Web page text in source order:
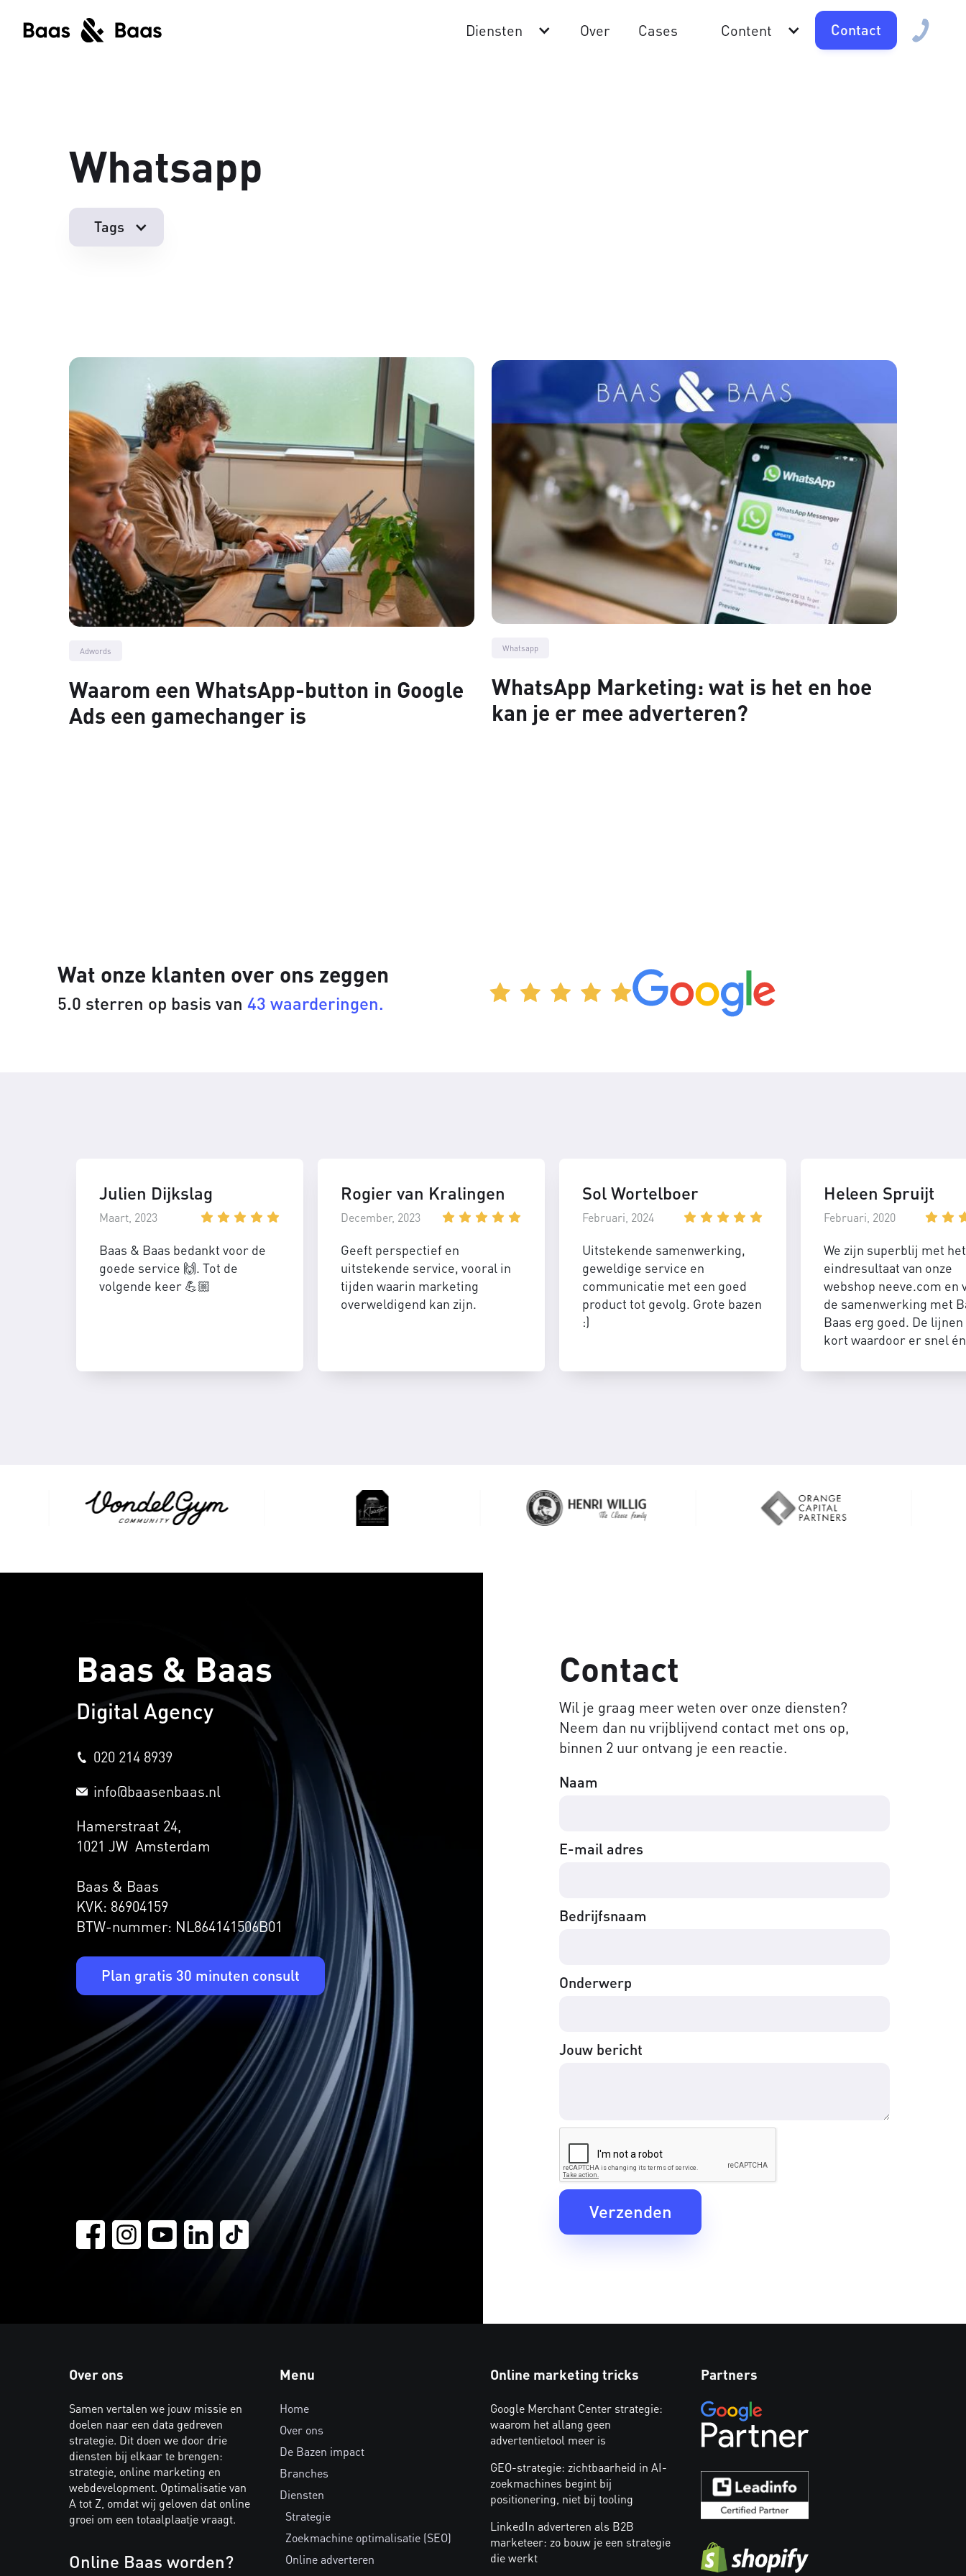
Diensten Over Cases Content Contact
Whatsapp
Tags
Adwords
Waarom een WhatsApp-button in Google
Ads een gamechanger is
Whatsapp
WhatsApp Marketing: wat is het en hoe
kan je er mee adverteren?
Wat onze klanten over ons zeggen
5.0 sterren op basis van 43 waarderingen.
Julien Dijkslag
Maart, 2023
Baas & Baas bedankt voor de
goede service 🙌. Tot de
volgende keer 💪🏼
Rogier van Kralingen
December, 2023
Geeft perspectief en
uitstekende service, vooral in
tijden waarin marketing
overweldigend kan zijn.
Sol Wortelboer
Februari, 2024
Uitstekende samenwerking,
geweldige service en
communicatie met een goed
product tot gevolg. Grote bazen
:)
Heleen Spruijt
Februari, 2020
We zijn superblij met het
eindresultaat van onze
webshop neeve.com en
de samenwerking met
Baas erg goed. De
kort waardoor er snel én
worden.
Baas & Baas
Digital Agency
020 214 8939
info@baasenbaas.nl
Hamerstraat 24,
1021 JW Amsterdam
Baas & Baas
KVK: 86904159
BTW-nummer: NL864141506B01
Plan gratis 30 minuten consult
Contact
Wil je graag meer weten over onze diensten?
Neem dan nu vrijblijvend contact met ons op,
binnen 2 uur ontvang je een reactie.
Naam
E-mail adres
Bedrijfsnaam
Onderwerp
Jouw bericht
Over ons
Samen vertalen we jouw missie en
doelen naar een data gedreven
strategie. Dit doen we door drie
diensten bij elkaar te brengen:
strategie, online marketing en
webdevelopment. Optimalisatie van
A tot Z, omdat wij geloven dat online
groei om een totaalplaatje vraagt.
Online Baas worden?
Menu
Home
Over ons
De Bazen impact
Branches
Diensten
Strategie
Zoekmachine optimalisatie (SEO)
Online adverteren
Online marketing tricks
Google Merchant Center strategie:
waarom het allang geen
advertentietool meer is
GEO-strategie: zichtbaarheid in AI-
zoekmachines begint bij
positionering, niet bij tooling
LinkedIn adverteren als B2B
marketeer: zo bouw je een strategie
die werkt
Partners